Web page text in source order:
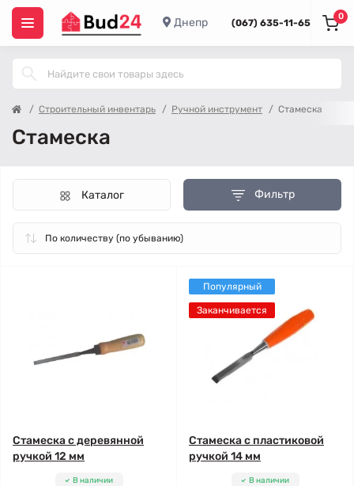
Днепр (067) 635-11-65
0
Строительный инвентарь Ручной инструмент Стамеска
Стамеска
Фильтр
Каталог
Стамеска с деревянной
ручкой 12 мм
В наличии
Популярный
Заканчивается
Стамеска с пластиковой
ручкой 14 мм
В наличии